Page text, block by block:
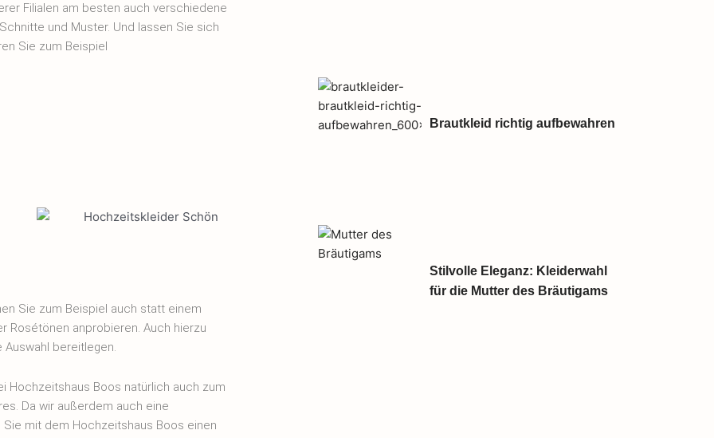
Filialen am besten auch verschiedene
und Muster. Und lassen Sie sich
Sie zum Beispiel
Sie zum Beispiel auch statt einem
Rosétönen anprobieren. Auch hierzu
Auswahl bereitlegen.
Hochzeitshaus Boos natürlich auch zum
Da wir außerdem auch eine
mit dem Hochzeitshaus Boos einen
Brautkleid richtig aufbewahren
Stilvolle Eleganz: Kleiderwahl
für die Mutter des Bräutigams